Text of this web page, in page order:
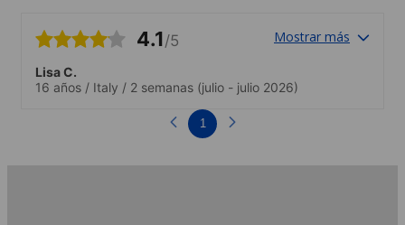
4.1/5 Mostrar más
Lisa C.
16 años / Italy / 2 semanas (julio - julio 2026)
1